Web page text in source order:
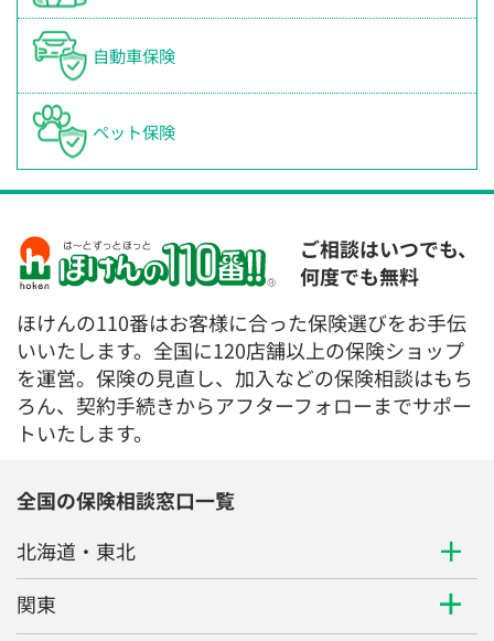
自動車保険
ペット保険
ご相談はいつでも、
何度でも無料
ほけんの110番はお客様に合った保険選びをお手伝
いいたします。全国に120店舗以上の保険ショップ
を運営。保険の見直し、加入などの保険相談はもち
ろん、契約手続きからアフターフォローまでサポー
トいたします。
全国の保険相談窓口一覧
北海道・東北
関東